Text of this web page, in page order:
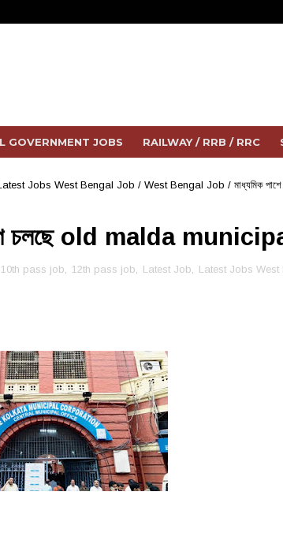
GOVERNMENT JOBS RAILWAY / RRB / RRC
Jobs West Bengal Job / West Bengal Job / মাধ্যমিক
চলছে old malda
10th pass job, 12th pass job, Latest Job, Latest Jobs West